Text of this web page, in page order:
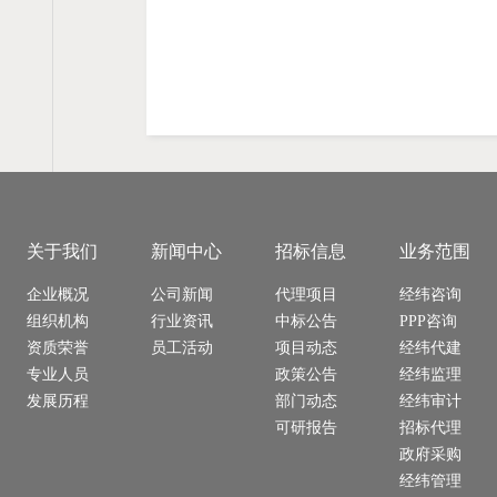
关于我们
企业概况
组织机构
资质荣誉
专业人员
发展历程
新闻中心
公司新闻
行业资讯
员工活动
招标信息
代理项目
中标公告
项目动态
政策公告
部门动态
可研报告
业务范围
经纬咨询
PPP咨询
经纬代建
经纬监理
经纬审计
招标代理
政府采购
经纬管理